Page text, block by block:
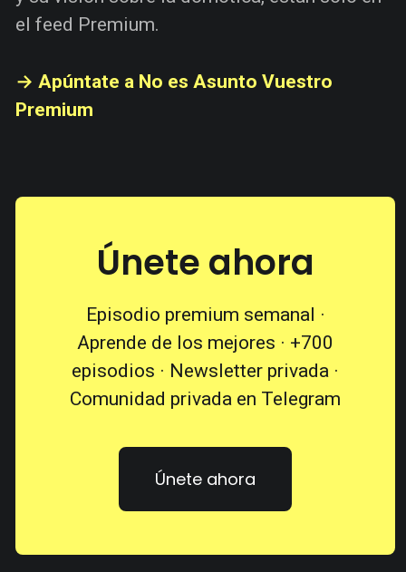
el feed Premium.
→ Apúntate a No es Asunto Vuestro
Premium
Únete ahora
Episodio premium semanal ·
Aprende de los mejores · +700
episodios · Newsletter privada ·
Comunidad privada en Telegram
Únete ahora